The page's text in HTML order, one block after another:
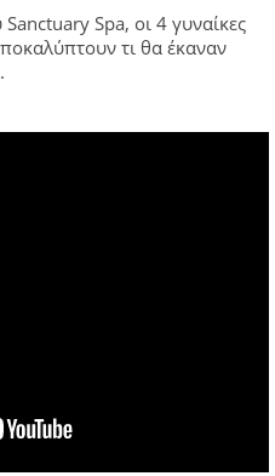
Spa, οι 4 γυναίκες
τι θα έκαναν